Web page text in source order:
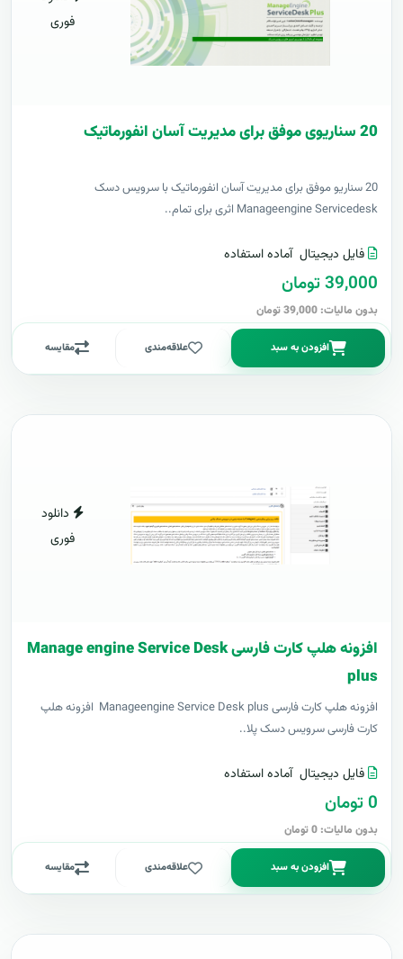
فوری
20 سناریوی موفق برای مدیریت آسان انفورماتیک
20 سناریو موفق برای مدیریت آسان انفورماتیک با سرویس دسک
Manageengine Servicedesk اثری برای تمام..
فایل دیجیتال آماده استفاده
39,000 تومان
بدون مالیات: 39,000 تومان
افزودن به سبد علاقه‌مندی مقایسه
دانلود
فوری
افزونه هلپ کارت فارسی Manage engine Service Desk
plus
افزونه هلپ کارت فارسی Manageengine Service Desk plus افزونه هلپ
کارت فارسی سرویس دسک پلا..
فایل دیجیتال آماده استفاده
0 تومان
بدون مالیات: 0 تومان
افزودن به سبد علاقه‌مندی مقایسه